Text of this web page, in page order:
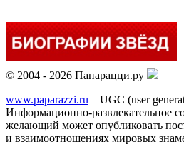
© 2004 - 2026 Папарацци.ру
www.paparazzi.ru – UGC (user
Информационно-развлекательное
желающий может опубликовать
и взаимоотношениях мировых